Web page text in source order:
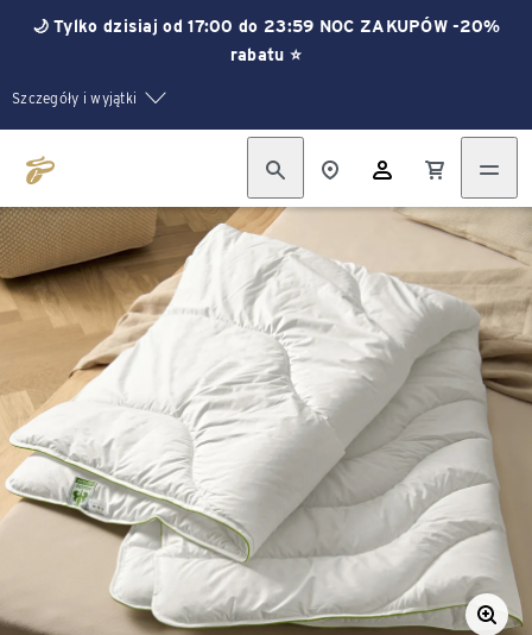
🌙 Tylko dzisiaj od 17:00 do 23:59 NOC ZAKUPÓW -20%
rabatu ⭐
Szczegóły i wyjątki